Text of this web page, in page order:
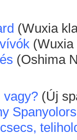
(Wuxia
(Oshima
vagy? (Új